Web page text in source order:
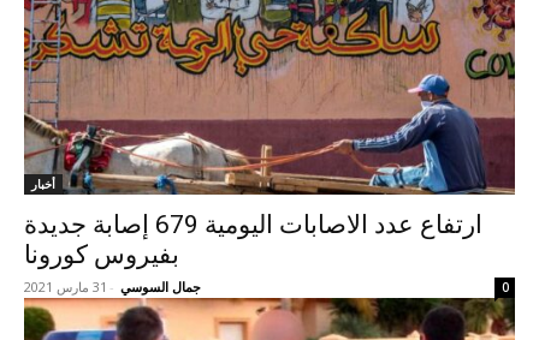
أخبار
ارتفاع عدد الاصابات اليومية 679 إصابة جديدة
بفيروس كورونا
جمال السوسي - 31 مارس 2021 0